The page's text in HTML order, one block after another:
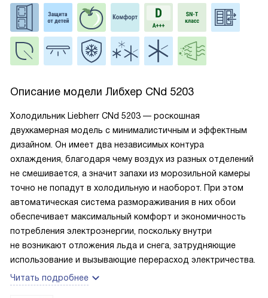
Описание модели Либхер CNd 5203
Холодильник Liebherr CNd 5203 — роскошная
двухкамерная модель с минималистичным и эффектным
дизайном. Он имеет два независимых контура
охлаждения, благодаря чему воздух из разных отделений
не смешивается, а значит запахи из морозильной камеры
точно не попадут в холодильную и наоборот. При этом
автоматическая система размораживания в них обои
обеспечивает максимальный комфорт и экономичность
потребления электроэнергии, поскольку внутри
не возникают отложения льда и снега, затрудняющие
использование и вызывающие перерасход электричества.
Читать подробнее